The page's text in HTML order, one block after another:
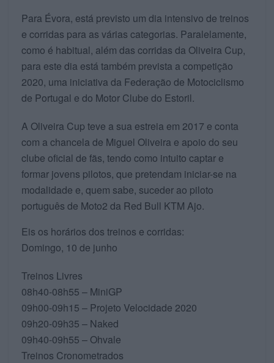
Para Évora, está previsto um dia intensivo de treinos
e corridas para as várias categorias. Paralelamente,
como é habitual, além das corridas da Oliveira Cup,
para este dia está também prevista a competição
2020, uma iniciativa da Federação de Motociclismo
de Portugal e do Motor Clube do Estoril.
A Oliveira Cup teve a sua estreia em 2017 e conta
com a chancela de Miguel Oliveira e apoio do seu
clube oficial de fãs, tendo como intuito captar e
formar jovens pilotos, que pretendam iniciar-se na
modalidade e, quem sabe, suceder ao piloto
português de Moto2 da Red Bull KTM Ajo.
Eis os horários dos treinos e corridas:
Domingo, 10 de junho
Treinos Livres
08h40-08h55 – MiniGP
09h00-09h15 – Projeto Velocidade 2020
09h20-09h35 – Naked
09h40-09h55 – Ohvale
Treinos Cronometrados